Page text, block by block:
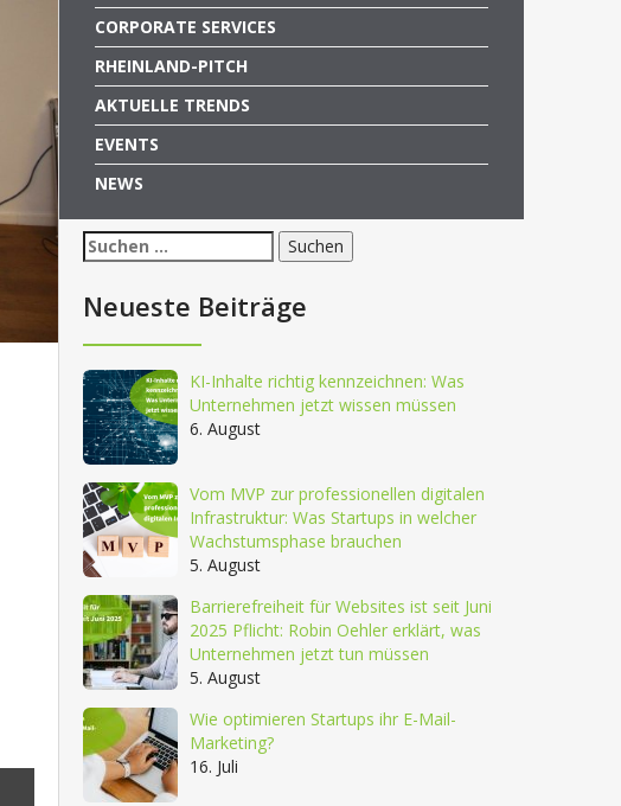
CORPORATE SERVICES
RHEINLAND-PITCH
AKTUELLE TRENDS
EVENTS
NEWS
Suchen
nach:
Neueste Beiträge
KI-Inhalte richtig kennzeichnen: Was
Unternehmen jetzt wissen müssen
6. August
Vom MVP zur professionellen digitalen
Infrastruktur: Was Startups in welcher
Wachstumsphase brauchen
5. August
Barrierefreiheit für Websites ist seit Juni
2025 Pflicht: Robin Oehler erklärt, was
Unternehmen jetzt tun müssen
5. August
Wie optimieren Startups ihr E-Mail-
Marketing?
16. Juli